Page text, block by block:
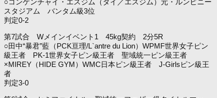
スタジアム バンタム級3位
判定0-2
第7試合 Wメインイベント1 45kg契約 2分5R
○田中“暴君”藍（PCK亘理/L`antre du Lion）WPMF世界女子ピン
級王者 PK-1世界女子ピン級王者 聖域統一ピン級王者
×MIREY（HIDE GYM）WMC日本ピン級王者 J-Girlsピン級王
者
判定3-0